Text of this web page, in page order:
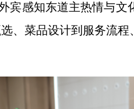
宾感知东道主热情与
、菜品设计到服务流